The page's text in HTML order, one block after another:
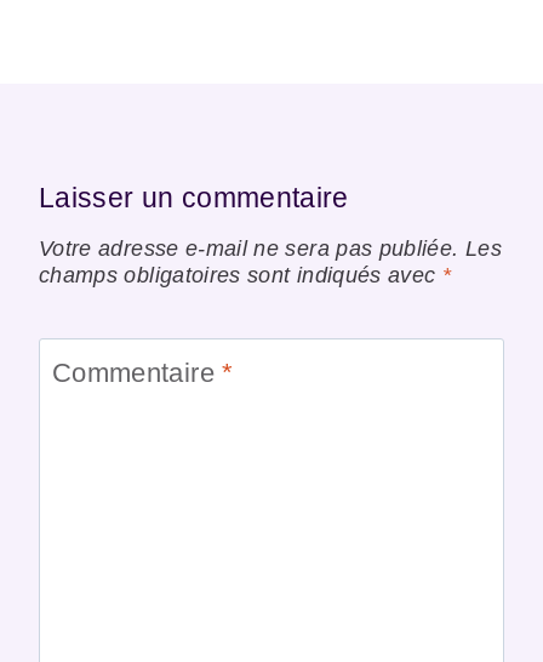
Laisser un commentaire
Votre adresse e-mail ne sera pas publiée. Les
champs obligatoires sont indiqués avec *
Commentaire*